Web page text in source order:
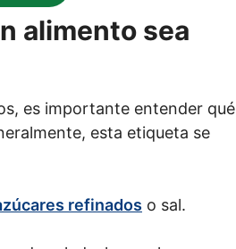
alimento sea
es importante entender qué
esta etiqueta se
refinados o sal.